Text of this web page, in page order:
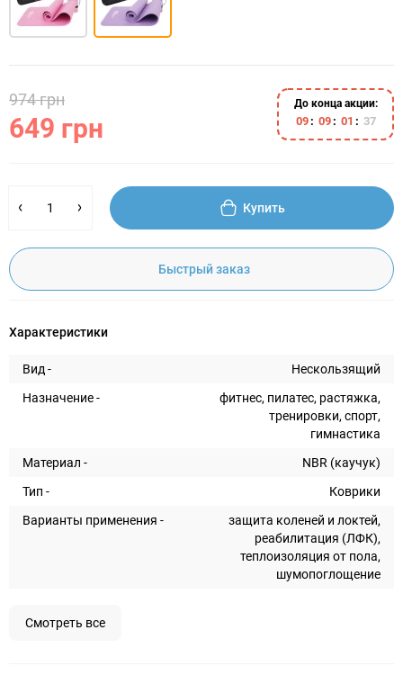
974 грн
649 грн
До конца акции:
09 09 01 36
Купить
Быстрый заказ
Характеристики
Вид -
Нескользящий
Назначение -
фитнес, пилатес, растяжка,
тренировки, спорт,
гимнастика
Материал -
NBR (каучук)
Тип -
Коврики
Варианты применения -
защита коленей и локтей,
реабилитация (ЛФК),
теплоизоляция от пола,
шумопоглощение
Смотреть все